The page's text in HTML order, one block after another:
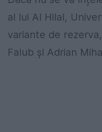
al lui Al Hilal,
variante de
Falub și Adrian